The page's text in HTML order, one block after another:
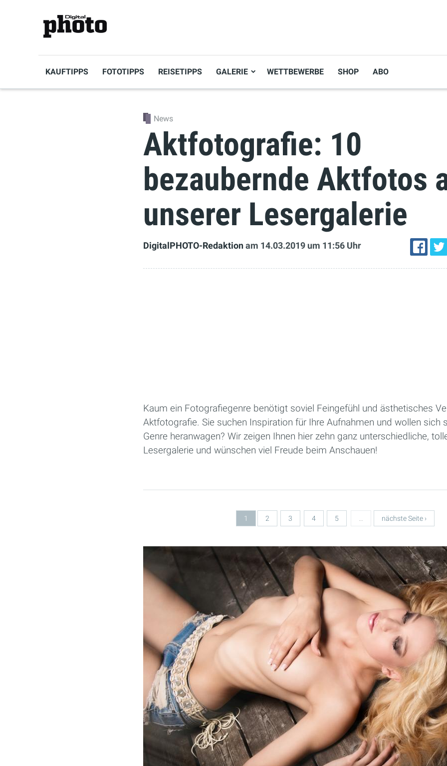
KAUFTIPPS FOTOTIPPS REISETIPPS GALERIE WETTBEWERBE SHOP ABO
News
Aktfotografie: 10
bezaubernde Aktfotos
unserer Lesergalerie
DigitalPHOTO-Redaktion am 14.03.2019 um 11:56 Uhr
Kaum ein Fotografiegenre benötigt soviel Feingefühl und ästhetisches
Aktfotografie. Sie suchen Inspiration für Ihre Aufnahmen und wollen sich
Genre heranwagen? Wir zeigen Ihnen hier zehn ganz unterschiedliche,
Lesergalerie und wünschen viel Freude beim Anschauen!
1 2 3 4 5 … nächste Seite ›